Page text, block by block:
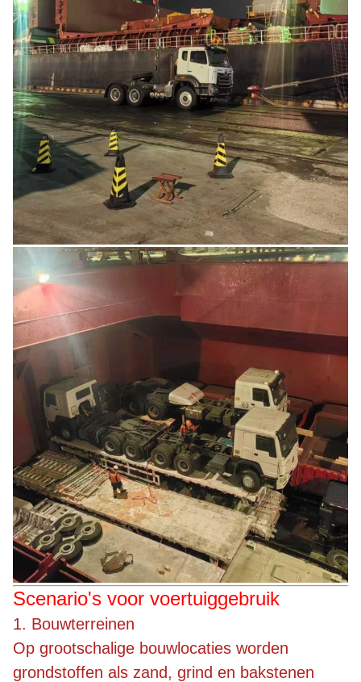
Scenario's voor voertuiggebruik
1. Bouwterreinen
Op grootschalige bouwlocaties worden
grondstoffen als zand, grind en bakstenen